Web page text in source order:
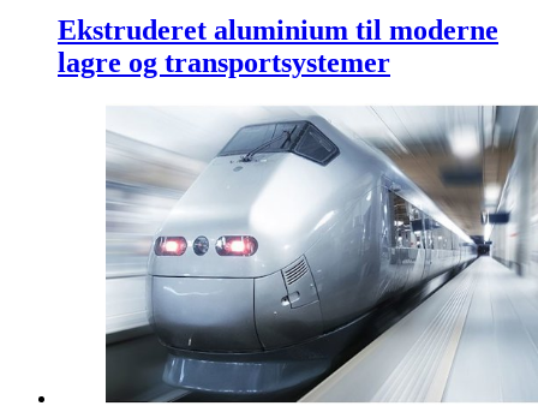
Ekstruderet aluminium til moderne
lagre og transportsystemer